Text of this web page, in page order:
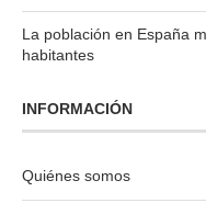
La población en España
habitantes
INFORMACIÓN
Quiénes somos